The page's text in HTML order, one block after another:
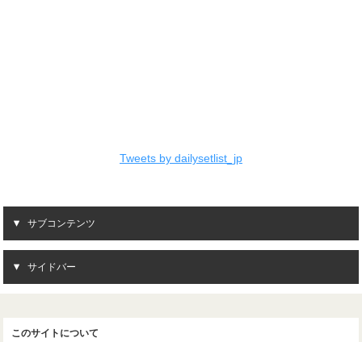
Tweets by dailysetlist_jp
サブコンテンツ
サイドバー
このサイトについて